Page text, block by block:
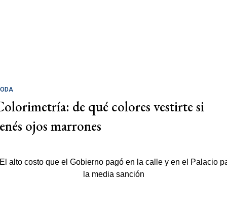
de qué colores vestirte si
ojos marrones